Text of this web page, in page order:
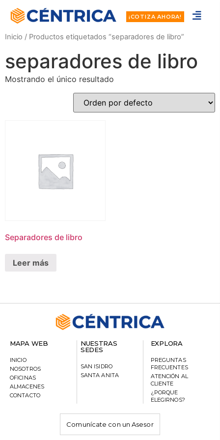
¡COTIZA AHORA!
Inicio / Productos etiquetados “separadores de libro”
separadores de libro
Mostrando el único resultado
Separadores de libro
Leer más
MAPA WEB
INICIO
NOSOTROS
OFICINAS
ALMACENES
CONTACTO
NUESTRAS
SEDES
SAN ISIDRO
SANTA ANITA
EXPLORA
PREGUNTAS
FRECUENTES
ATENCIÓN AL
CLIENTE
¿PORQUE
ELEGIRNOS?
Comunícate con un Asesor